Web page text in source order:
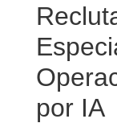
por IA